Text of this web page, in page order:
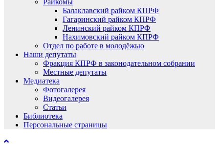
Райкомы
Балаклавский райком КПРФ
Гагаринский райком КПРФ
Ленинский райком КПРФ
Нахимовский райком КПРФ
Отдел по работе в молодёжью
Наши депутаты
Фракция КПРФ в законодательном собрании
Местные депутаты
Медиатека
Фотогалерея
Видеогалерея
Статьи
Библиотека
Персональные страницы